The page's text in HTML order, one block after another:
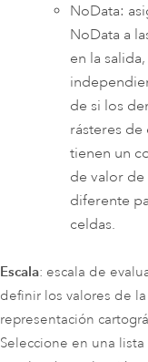
NoData:
NoData a
en la salida,
de si los
rásteres de
tienen un
de valor de
diferente
celdas.
Escala: escala de
definir los valores de
representación
Seleccione en una lista